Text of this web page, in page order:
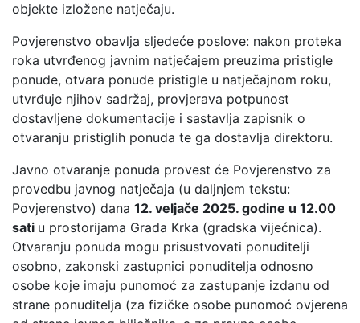
objekte izložene natječaju.
Povjerenstvo obavlja sljedeće poslove: nakon proteka
roka utvrđenog javnim natječajem preuzima pristigle
ponude, otvara ponude pristigle u natječajnom roku,
utvrđuje njihov sadržaj, provjerava potpunost
dostavljene dokumentacije i sastavlja zapisnik o
otvaranju pristiglih ponuda te ga dostavlja direktoru.
Javno otvaranje ponuda provest će Povjerenstvo za
provedbu javnog natječaja (u daljnjem tekstu:
Povjerenstvo) dana 12. veljače 2025. godine u 12.00
sati u prostorijama Grada Krka (gradska vijećnica).
Otvaranju ponuda mogu prisustvovati ponuditelji
osobno, zakonski zastupnici ponuditelja odnosno
osobe koje imaju punomoć za zastupanje izdanu od
strane ponuditelja (za fizičke osobe punomoć ovjerena